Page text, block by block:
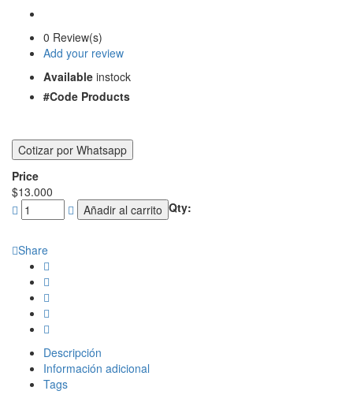
0 Review(s)
Add your review
Available instock
#Code Products
Price
$13.000
Qty:
Añadir al carrito
Share
Descripción
Información adicional
Tags